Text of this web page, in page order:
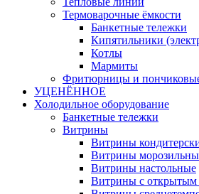
Термоварочные ёмкости
Банкетные тележки
Кипятильники
Котлы
Мармиты
Фритюрницы и
УЦЕНЁННОЕ
Холодильное оборудование
Банкетные тележки
Витрины
Витрины
Витрины
Витрины настольные
Витрины с открытым